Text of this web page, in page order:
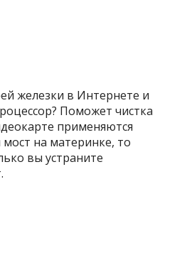
железки в Интернете и
Поможет чистка
применяются
на материнке, то
вы устраните